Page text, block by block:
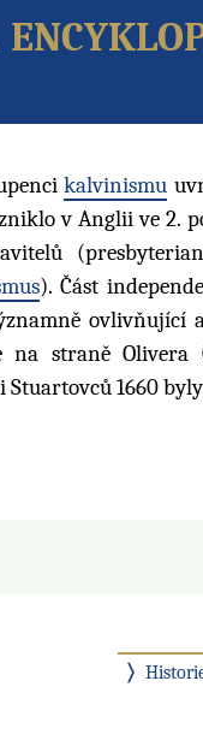
kalvinismu
v Anglii ve 2.
). Část
ovlivňující
na straně
1660